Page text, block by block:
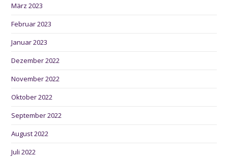
März 2023
Februar 2023
Januar 2023
Dezember 2022
November 2022
Oktober 2022
September 2022
August 2022
Juli 2022